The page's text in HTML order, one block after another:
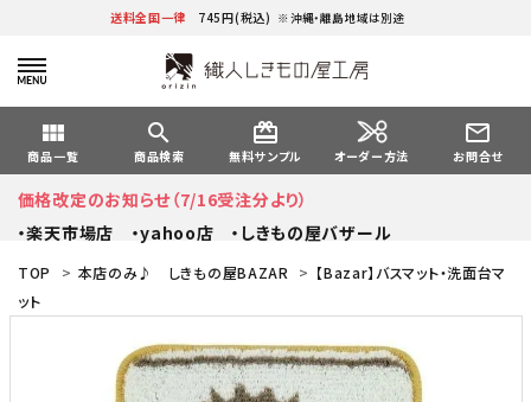
送料全国一律 745円(税込) ※沖縄・離島地域は別途
view_module
商品一覧
search
商品検索
card_giftcard
無料サンプル オーダー方法
mail_outline
お問合せ
価格改定のお知らせ（7/16受注分より）
・楽天市場店
・yahoo店 ・しきもの屋バザール
TOP > 本店のみ♪ しきもの屋BAZAR > 【Bazar】バスマット・洗面台マ
ット